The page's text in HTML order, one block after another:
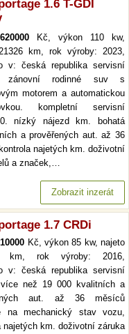
1.6 T-GDI
620000 Kč, výkon 110 kw,
km, rok výroby: 2023,
v: česká republika servisní
zánovní rodinné suv s
motorem a automatickou
kompletní servisní
nízký nájezd km. bohatá
a prověřených aut. až 36
najetých km. doživotní
a značek,…
Zobrazit inzerát
1.7 CRDi
Kč, výkon 85 kw, najeto
km, rok výroby: 2016,
v: česká republika servisní
než 19 000 kvalitních a
aut. až 36 měsíců
na mechanický stav vozu,
najetých km. doživotní záruka